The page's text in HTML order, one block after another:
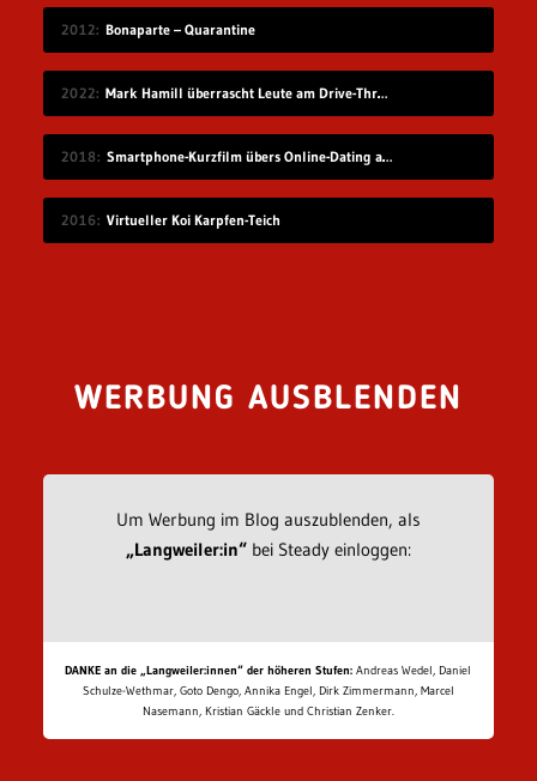
2012 Bonaparte – Quarantine
2022 Mark Hamill überrascht Leute am Drive-Thru-Schalter
2018 Smartphone-Kurzfilm übers Online-Dating auf Zugreise
2016 Virtueller Koi Karpfen-Teich
WERBUNG AUSBLENDEN
Um Werbung im Blog auszublenden, als
„Langweiler:in“bei Steady einloggen:
DANKE an die „Langweiler:innen“ der höheren Stufen: Andreas Wedel, Daniel
Schulze-Wethmar, Goto Dengo, Annika Engel, Dirk Zimmermann, Marcel
Nasemann, Kristian Gäckle und Christian Zenker.